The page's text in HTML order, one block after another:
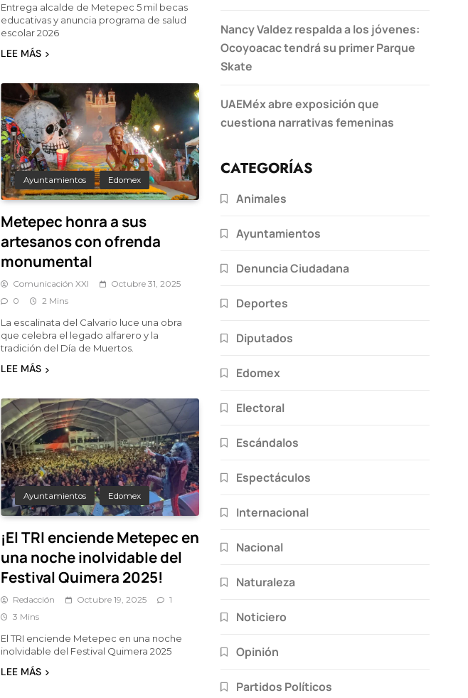
Entrega alcalde de Metepec 5 mil becas
educativas y anuncia programa de salud
escolar 2026
LEE MÁS
Ayuntamientos Edomex
Metepec honra a sus
artesanos con ofrenda
monumental
Comunicación XXI
Octubre 31, 2025
0
2 Mins
La escalinata del Calvario luce una obra
que celebra el legado alfarero y la
tradición del Día de Muertos.
LEE MÁS
Ayuntamientos Edomex
¡El TRI enciende Metepec en
una noche inolvidable del
Festival Quimera 2025!
Redacción Octubre 19, 2025
1
3 Mins
El TRI enciende Metepec en una noche
inolvidable del Festival Quimera 2025
LEE MÁS
Nancy Valdez respalda a los jóvenes:
Ocoyoacac tendrá su primer Parque
Skate
UAEMéx abre exposición que
cuestiona narrativas femeninas
CATEGORÍAS
Animales
Ayuntamientos
Denuncia Ciudadana
Deportes
Diputados
Edomex
Electoral
Escándalos
Espectáculos
Internacional
Nacional
Naturaleza
Noticiero
Opinión
Partidos Políticos